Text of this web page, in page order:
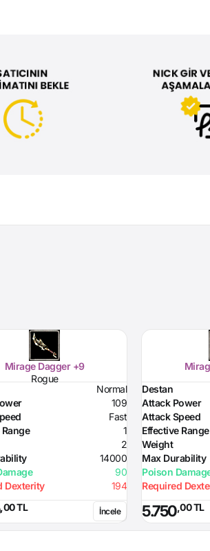
Mirage Dagger +9
Rogue
Normal
109
Fast
1
2
14000
90
Dexterity
194
,00 TL İncele
Destan
Attack Power
Attack Speed
Effective Range
Weight
Max Durability
Poison
Required
5.750,00 TL